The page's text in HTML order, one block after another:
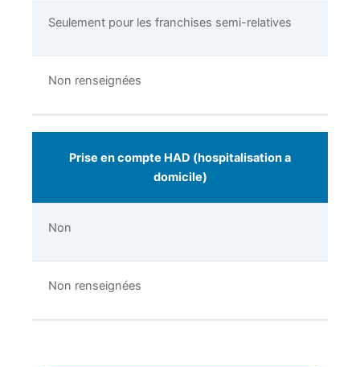
Seulement pour les franchises semi-relatives
Non renseignées
Prise en compte HAD (hospitalisation a
domicile)
Non
Non renseignées